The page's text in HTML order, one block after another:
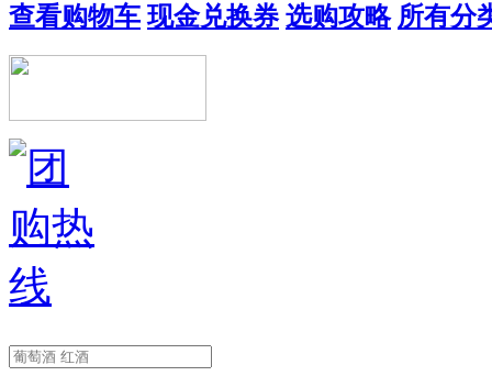
查看购物车 现金兑换券 选购攻略 所有分